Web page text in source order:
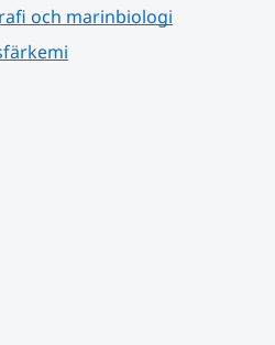
och marinbiologi